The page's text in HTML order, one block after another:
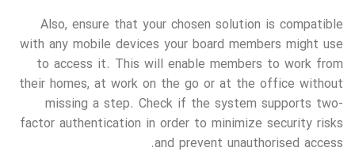
Also, ensure that your chosen solution is compatible
with any mobile devices your board members might use
to access it. This will enable members to work from
their homes, at work on the go or at the office without
missing a step. Check if the system supports two-
factor authentication in order to minimize security risks
and prevent unauthorised access.